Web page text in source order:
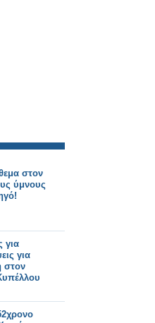
στον
ύμνους
για
για
στον